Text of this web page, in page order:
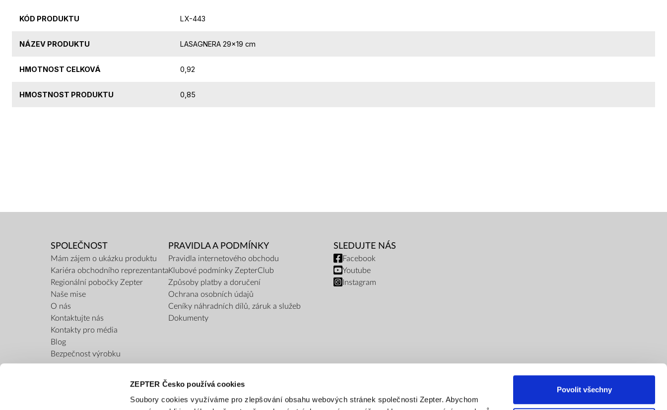
ZEPTER Česko používá cookies
Soubory cookies využíváme pro zlepšování obsahu webových stránek společnosti Zepter. Abychom
Povolit všechny
KÓD PRODUKTU LX-443
NÁZEV PRODUKTU LASAGNERA 29×19 cm
HMOTNOST CELKOVÁ 0,92
HMOSTNOST PRODUKTU 0,85
SPOLEČNOST
Mám zájem o ukázku produktu
Kariéra obchodního reprezentanta
Regionální pobočky Zepter
Naše mise
O nás
Kontaktujte nás
Kontakty pro média
Blog
Bezpečnost výrobku
PRAVIDLA A PODMÍNKY
Pravidla internetového obchodu
Klubové podmínky ZepterClub
Způsoby platby a doručení
Ochrana osobních údajů
Ceníky náhradních dílů, záruk a služeb
Dokumenty
SLEDUJTE NÁS
Facebook
Youtube
Instagram